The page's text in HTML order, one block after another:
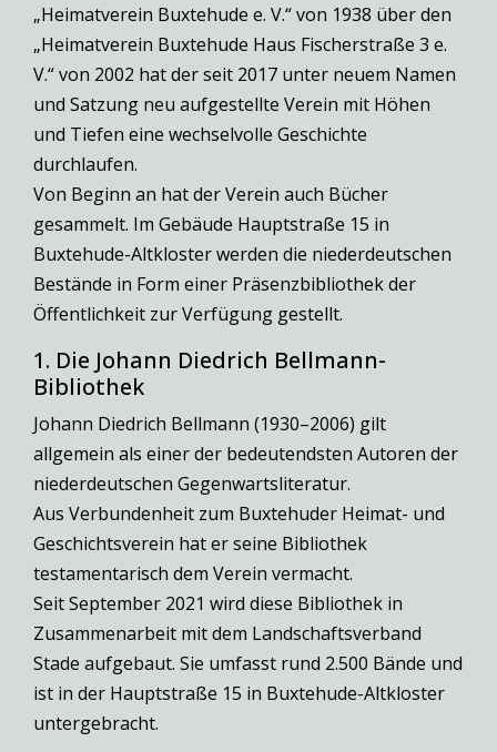
„Heimatverein Buxtehude e. V.“ von 1938 über den
„Heimatverein Buxtehude Haus Fischerstraße 3 e.
V.“ von 2002 hat der seit 2017 unter neuem Namen
und Satzung neu aufgestellte Verein mit Höhen
und Tiefen eine wechselvolle Geschichte
durchlaufen.
Von Beginn an hat der Verein auch Bücher
gesammelt. Im Gebäude Hauptstraße 15 in
Buxtehude-Altkloster werden die niederdeutschen
Bestände in Form einer Präsenzbibliothek der
Öffentlichkeit zur Verfügung gestellt.
1. Die Johann Diedrich Bellmann-
Bibliothek
Johann Diedrich Bellmann (1930–2006) gilt
allgemein als einer der bedeutendsten Autoren der
niederdeutschen Gegenwartsliteratur.
Aus Verbundenheit zum Buxtehuder Heimat- und
Geschichtsverein hat er seine Bibliothek
testamentarisch dem Verein vermacht.
Seit September 2021 wird diese Bibliothek in
Zusammenarbeit mit dem Landschaftsverband
Stade aufgebaut. Sie umfasst rund 2.500 Bände und
ist in der Hauptstraße 15 in Buxtehude-Altkloster
untergebracht.